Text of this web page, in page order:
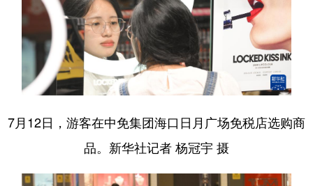
7月12日，游客在中免集团海口日月广场免税店选购商
品。新华社记者 杨冠宇 摄